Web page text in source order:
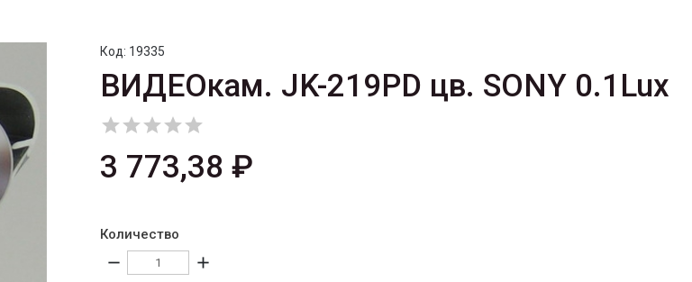
Код: 19335
ВИДЕОкам. JK-219PD цв. SONY 0.1Lux

3 773,38 ₽
Количество
remove add